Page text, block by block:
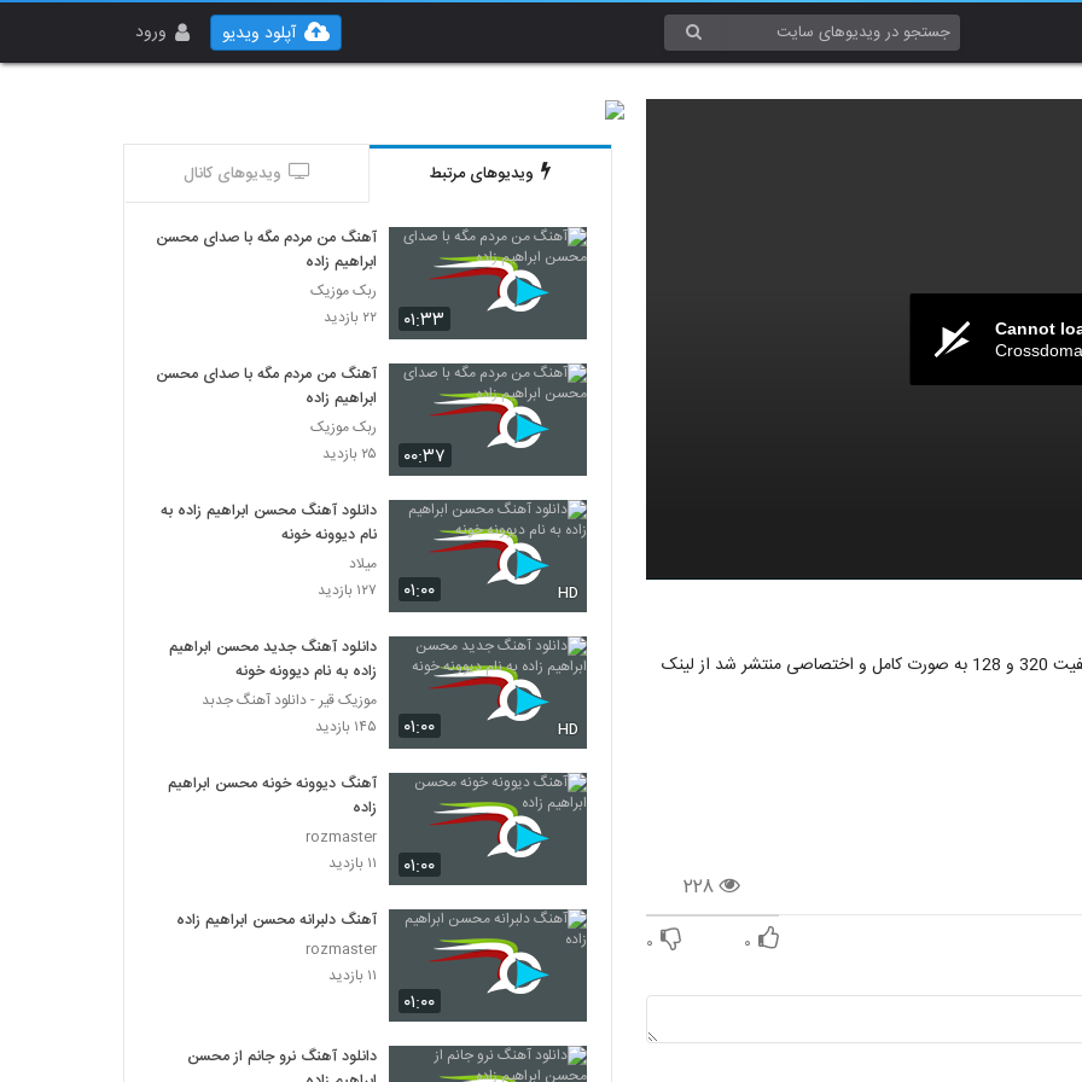
ورود آپلود ویدیو
Cannot
دانلود موزیک جدید و زیبای تب عشق محسن ابراهیم زاده با کیفیت 320 و 128 به صورت کامل و اختصاصی منتشر شد از لینک
۲۲۸
۰ ۰
ویدیوهای مرتبط ویدیوهای کانال
۰۱:۳۳
آهنگ من مردم مگه با صدای محسن
ابراهیم زاده
ربک موزیک
۲۲ بازدید
۰۰:۳۷
آهنگ من مردم مگه با صدای محسن
ابراهیم زاده
ربک موزیک
۲۵ بازدید
۰۱:۰۰ HD
دانلود آهنگ محسن ابراهیم زاده به
نام دیوونه خونه
میلاد
۱۲۷ بازدید
۰۱:۰۰ HD
دانلود آهنگ جدید محسن ابراهیم
زاده به نام دیوونه خونه
موزیک قیر - دانلود آهنگ جدبد
۱۴۵ بازدید
۰۱:۰۰
آهنگ دیوونه خونه محسن ابراهیم
زاده
rozmaster
۱۱ بازدید
۰۱:۰۰
آهنگ دلبرانه محسن ابراهیم زاده
rozmaster
۱۱ بازدید
دانلود آهنگ نرو جانم از محسن